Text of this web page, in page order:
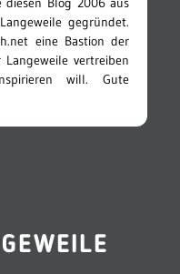
gegründet.
eine Bastion der
vertreiben
will. Gute